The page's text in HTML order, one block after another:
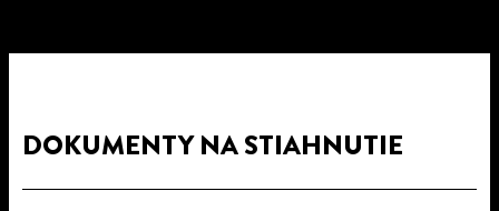
DOKUMENTY NA STIAHNUTIE